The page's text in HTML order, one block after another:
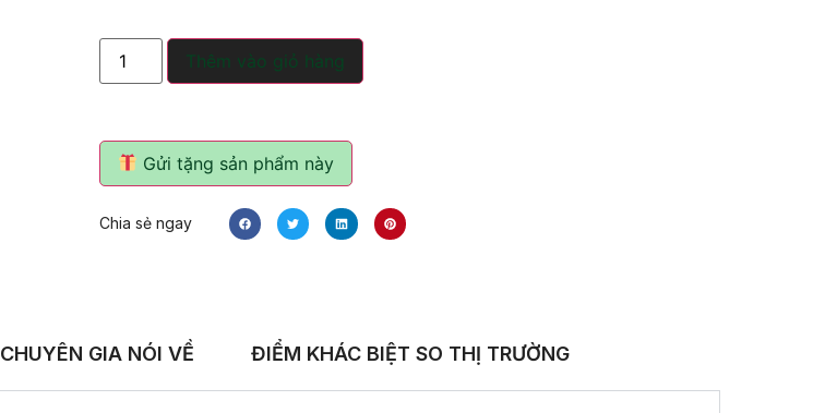
Thêm vào giỏ hàng
Gửi tặng sản phẩm này
Chia sẻ ngay
CHUYÊN GIA NÓI VỀ ĐIỂM KHÁC BIỆT SO THỊ TRƯỜNG